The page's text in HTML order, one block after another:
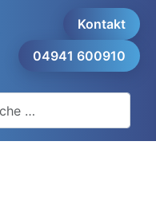
Kontakt
04941 600910